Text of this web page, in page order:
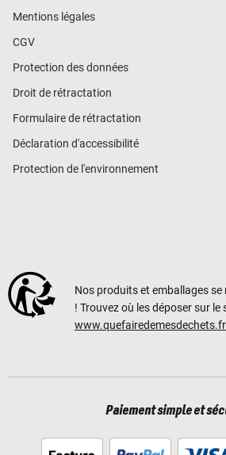
Mentions légales
CGV
Protection des données
Droit de rétractation
Formulaire de rétractation
Déclaration d'accessibilité
Protection de l'environnement
Nos produits et emballages se
! Trouvez où les déposer sur le
www.quefairedemesdechets.fr
Paiement simple et